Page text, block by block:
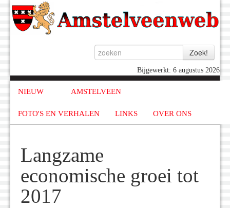
Bijgewerkt: 6 augustus 2026
NIEUW AMSTELVEEN
FOTO'S EN VERHALEN LINKS OVER ONS
Langzame
economische groei tot
2017